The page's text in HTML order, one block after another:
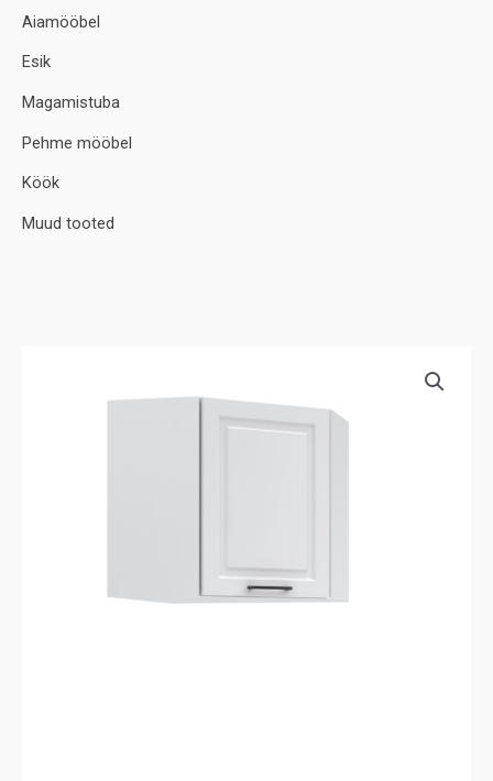
Aiamööbel
Esik
Magamistuba
Pehme mööbel
Köök
Muud tooted